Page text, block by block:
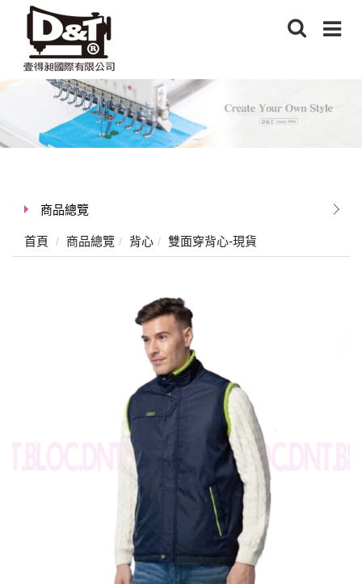
商品總覽
首頁 商品總覽 背心 雙面穿背心-現貨